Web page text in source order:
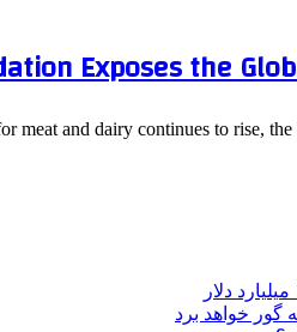
Exposes the
meat and dairy continues to rise,
گور خواهد برد